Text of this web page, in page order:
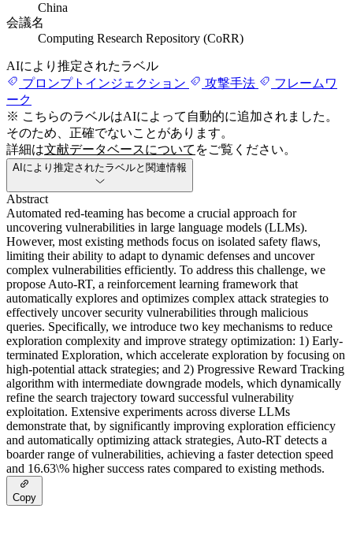
China
会議名
Computing Research Repository (CoRR)
AIにより推定されたラベル
プロンプトインジェクション
攻撃手法
フレームワ
ーク
※ こちらのラベルはAIによって自動的に追加されました。
そのため、正確でないことがあります。
詳細は文献データベースについて をご覧ください。
AIにより推定されたラベルと関連情報
Abstract
Automated red-teaming has become a crucial approach for
uncovering vulnerabilities in large language models (LLMs).
However, most existing methods focus on isolated safety flaws,
limiting their ability to adapt to dynamic defenses and uncover
complex vulnerabilities efficiently. To address this challenge, we
propose Auto-RT, a reinforcement learning framework that
automatically explores and optimizes complex attack strategies to
effectively uncover security vulnerabilities through malicious
queries. Specifically, we introduce two key mechanisms to reduce
exploration complexity and improve strategy optimization: 1) Early-
terminated Exploration, which accelerate exploration by focusing on
high-potential attack strategies; and 2) Progressive Reward Tracking
algorithm with intermediate downgrade models, which dynamically
refine the search trajectory toward successful vulnerability
exploitation. Extensive experiments across diverse LLMs
demonstrate that, by significantly improving exploration efficiency
and automatically optimizing attack strategies, Auto-RT detects a
boarder range of vulnerabilities, achieving a faster detection speed
and 16.63\% higher success rates compared to existing methods.
Copy